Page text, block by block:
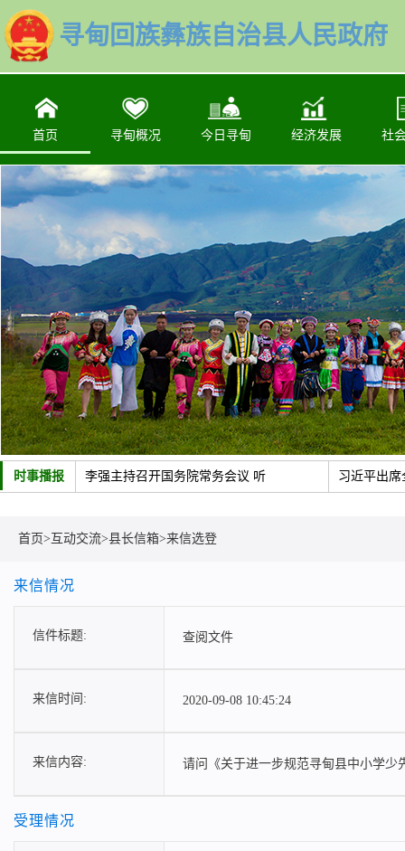
寻甸回族彝族自治县人民政府
首页 寻甸概况 今日寻甸 经济发展 社
时事播报 李强主持召开国务院常务会议 听 习近平出
政策助力制造业加速转型
首页> 互动交流>县长信箱>来信选登
来信情况
信件标题: 查阅文件
来信时间: 2020-09-08 10:45:24
来信内容: 请问《关于进一步规范寻甸县中小学少
受理情况